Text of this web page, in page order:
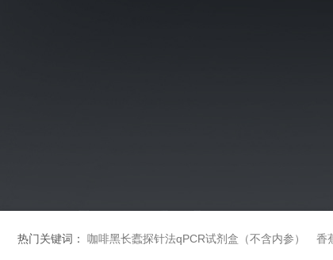
热门关键词： 咖啡黑长蠹探针法qPCR试剂盒（不含内参） 香